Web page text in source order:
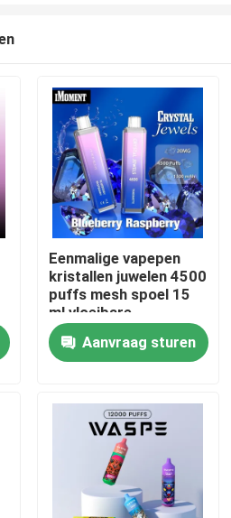
Eenmalige vapepen
kristallen juwelen 4500
puffs mesh spoel 15
ml vloeibare
oplaadbare ecig
Aanvraag sturen